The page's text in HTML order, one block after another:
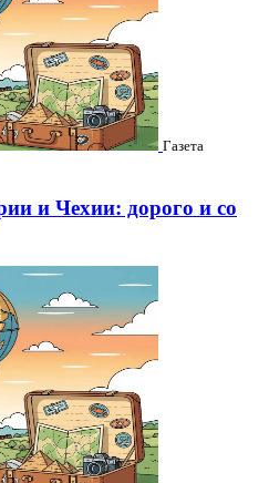
Газета
и Чехии: дорого и со